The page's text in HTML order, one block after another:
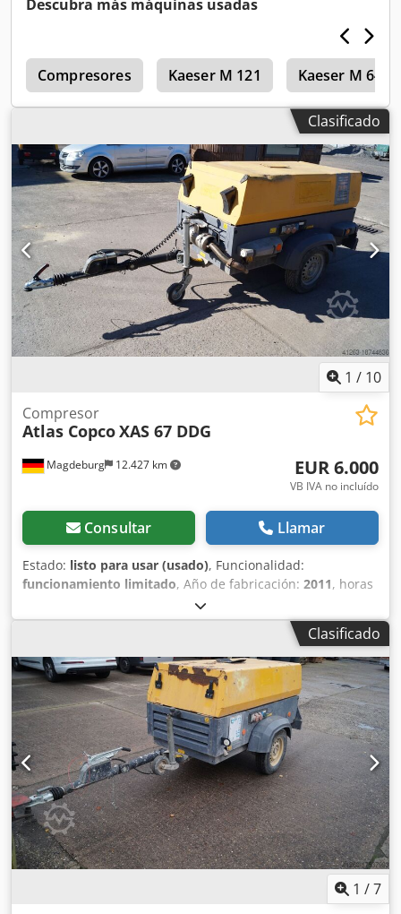
Voltios, 2 x 400 Voltios, núm. de serie YA3062560C0262053,
doblado, falta la cubierta de la correa trapezoidal, falta la
rejilla del ventilador. Csdpfxezbiicj Ak Eerf
Descubra más máquinas usadas
Compresores Kaeser M 121 Kaeser M 64
Clasificado
1 / 10
Magdeburg 12.427 km
Compresor
Atlas CopcoXAS 67 DDG
EUR 6.000
VB IVA no incluído
Consultar Llamar
Estado: listo para usar (usado), Funcionalidad:
funcionamiento limitado, Año de fabricación: 2011, horas
, Equipamiento:
Compresor Atlas Copco XAS 67 DDG, año de fabricación
2011, 1192 horas de funcionamiento, caudal volumétrico
3,5 m³, alimentación de emergencia 12,5 kVA, conexiones 1
x 230 voltios, 2 x 400 voltios, número de serie
YA3062566B0165583, homologación disponible, el fusible
se funde al conectar la alimentación de emergencia, filtro
de hollín aguas abajo SMF-MR Cjdpjv Rbufsfx Ak Eerf
Clasificado
1 /7